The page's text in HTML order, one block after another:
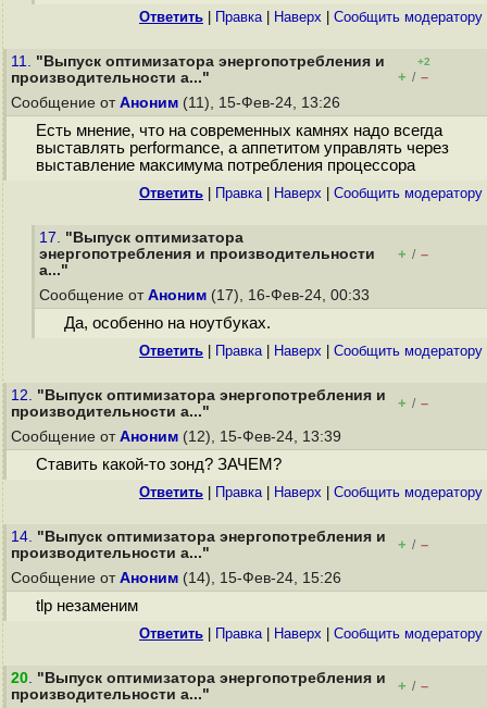
Ответить Правка| Наверх Cообщить модератору
11. "Выпуск оптимизатора энергопотребления и
производительности a..."
+2
+ / –
Сообщение от Аноним (11), 15-Фев-24, 13:26
Есть мнение, что на современных камнях надо всегда
выставлять performance, а аппетитом управлять через
выставление максимума потребления процессора
Ответить Правка| Наверх Cообщить модератору
17. "Выпуск оптимизатора
энергопотребления и производительности
a..."
+ / –
Сообщение от Аноним (17), 16-Фев-24, 00:33
Да, особенно на ноутбуках.
Ответить Правка| Наверх Cообщить модератору
12. "Выпуск оптимизатора энергопотребления и
производительности a..."
+ / –
Сообщение от Аноним (12), 15-Фев-24, 13:39
Ставить какой-то зонд? ЗАЧЕМ?
Ответить Правка| Наверх Cообщить модератору
14. "Выпуск оптимизатора энергопотребления и
производительности a..."
+ / –
Сообщение от Аноним (14), 15-Фев-24, 15:26
tlp незаменим
Ответить Правка| Наверх Cообщить модератору
20. "Выпуск оптимизатора энергопотребления и
производительности a..."
+ / –